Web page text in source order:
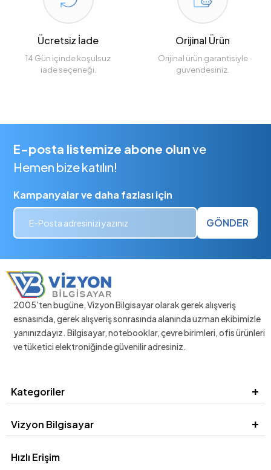
Ücretsiz İade
14 Gün içinde koşulsuz
iade seçeneği.
Orijinal Ürün
Orijinal ürün garantisiyle
güvendesiniz.
E-posta listemize abone olunve
Hemen bize katılın!
Kampanyalar ve daha fazlası için
GÖNDER
2005'ten bugüne, Vizyon Bilgisayar olarak gerek alışveriş
esnasında, gerek alışveriş sonrasında alanında uzman ekibimizle
yanınızdayız. Bilgisayar, notebooklar, çevre birimleri, ofis ürünleri
ve tüketici elektroniğinde güvenilir adresiniz.
Kategoriler
Vizyon Bilgisayar
Hızlı Erişim